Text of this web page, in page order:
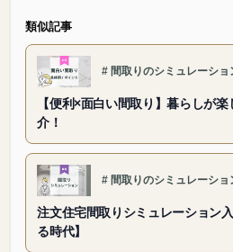
類似記事
# 間取りのシミュレーショ
【便利×面白い間取り】暮らしが
介！
# 間取りのシミュレーショ
注文住宅間取りシミュレーション
る時代】